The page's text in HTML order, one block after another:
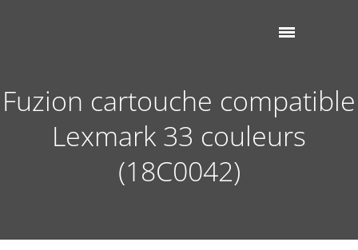
Fuzion cartouche compatible
Lexmark 33 couleurs
(18C0042)